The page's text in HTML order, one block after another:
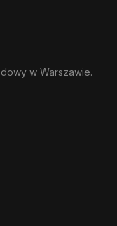
w Warszawie.